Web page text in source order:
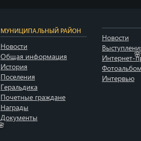
МУНИЦИПАЛЬНЫЙ РАЙОН
Новости
Общая информация
История
Поселения
Геральдика
Почетные граждане
Награды
Документы
Новости
Интернет-
Фотоальбом
Интервью